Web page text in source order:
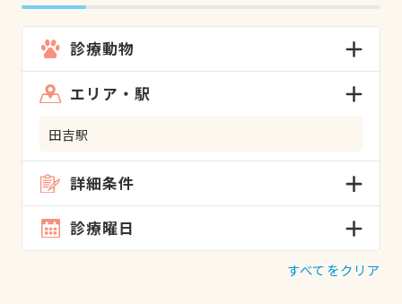
診療動物
エリア・駅
田吉駅
詳細条件
診療曜日
すべてをクリア